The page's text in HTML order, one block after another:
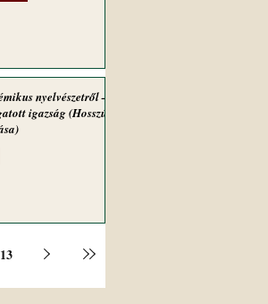
nyelvészetről –
igazság (Hosszú